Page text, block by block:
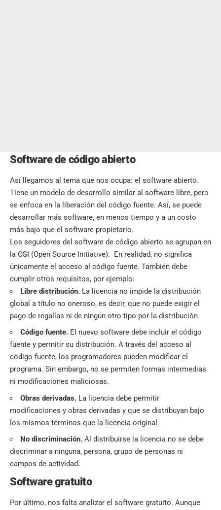
Software de código abierto
Así llegamos al tema que nos ocupa: el software abierto.
Tiene un modelo de desarrollo similar al software libre, pero
se enfoca en la liberación del código fuente. Así, se puede
desarrollar más software, en menos tiempo y a un costo
más bajo que el software propietario.
Los seguidores del software de código abierto se agrupan en
la OSI (Open Source Initiative). En realidad, no significa
únicamente el acceso al código fuente. También debe
cumplir otros requisitos, por ejemplo:
Libre distribución. La licencia no impide la distribución
global a título no oneroso, es decir, que no puede exigir el
pago de regalías ni de ningún otro tipo por la distribución.
Código fuente. El nuevo software debe incluir el código
fuente y permitir su distribución. A través del acceso al
código fuente, los programadores pueden modificar el
programa. Sin embargo, no se permiten formas intermedias
ni modificaciones maliciosas.
Obras derivadas. La licencia debe permitir
modificaciones y obras derivadas y que se distribuyan bajo
los mismos términos que la licencia original.
No discriminación. Al distribuirse la licencia no se debe
discriminar a ninguna, persona, grupo de personas ni
campos de actividad.
Software gratuito
Por último, nos falta analizar el software gratuito. Aunque